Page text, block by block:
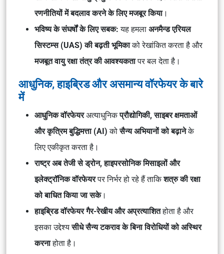
रणनीतियों में बदलाव करने के लिए मजबूर किया।
भविष्य के संघर्षों के लिए सबक: यह हमला अनमैन्ड एरियल
सिस्टम्स (UAS) की बढ़ती भूमिकाको रेखांकित करता है और
मजबूत वायु रक्षा तंत्र की आवश्यकतापर बल देता है।
आधुनिक, हाइब्रिड और असमान्य वॉरफेयर के बारे
में
आधुनिक वॉरफेयरअत्याधुनिकप्रौद्योगिकी, साइबर क्षमताओं
और कृत्रिम बुद्धिमत्ता (AI) कोसैन्य अभियानों को बढ़ानेके
लिए एकीकृत करता है।
राष्ट्र अब तेजी से ड्रोन, हाइपरसोनिक मिसाइलों और
इलेक्ट्रॉनिक वॉरफेयरपर निर्भर हो रहे हैं ताकिशत्रु की रक्षा
को बाधित किया जा सके।
हाइब्रिड वॉरफेयर गैर-रेखीय और अप्रत्याशितहोता है और
इसका उद्देश्यसीधे सैन्य टकराव के बिना विरोधियों को अस्थिर
करनाहोता है।